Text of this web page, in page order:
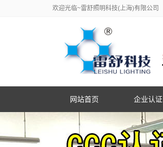
欢迎光临~雷舒照明科技(上海)有限公司
网站首页 企业认证